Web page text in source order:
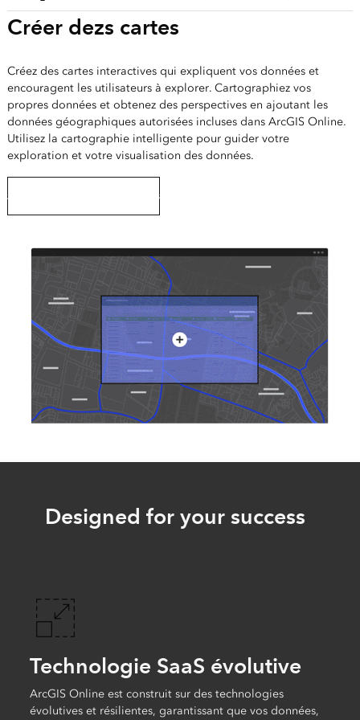
Créer dezs cartes
Créez des cartes interactives qui expliquent vos données et
encouragent les utilisateurs à explorer. Cartographiez vos
propres données et obtenez des perspectives en ajoutant les
données géographiques autorisées incluses dans ArcGIS Online.
Utilisez la cartographie intelligente pour guider votre
exploration et votre visualisation des données.
Apprendre à créer des cartes
Designed for your success
Technologie SaaS évolutive
ArcGIS Online est construit sur des technologies
évolutives et résilientes, garantissant que vos données,